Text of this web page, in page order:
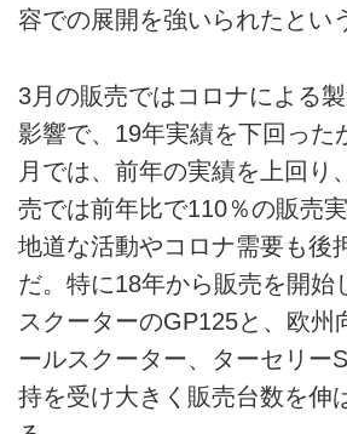
容での展開を強いられたとい
3月の販売ではコロナによる
影響で、19年実績を下回った
月では、前年の実績を上回り
売では前年比で110％の販売
地道な活動やコロナ需要も後
だ。特に18年から販売を開始
スクーターのGP125と、欧州
ールスクーター、ターセリー
持を受け大きく販売台数を伸